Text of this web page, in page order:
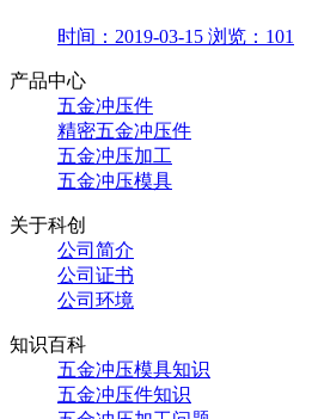
时间： 2019-03-15 浏览： 101
产品中心
五金冲压件
精密五金冲压件
五金冲压加工
五金冲压模具
关于科创
公司简介
公司证书
公司环境
知识百科
五金冲压模具知识
五金冲压件知识